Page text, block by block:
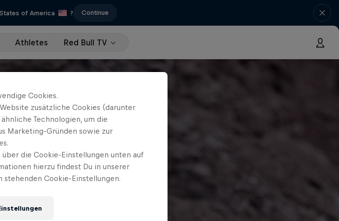
of America ? Continue
Athletes Red Bull TV
Cookies.
zusätzliche Cookies (darunter
Technologien, um die
Marketing-Gründen sowie zur
die Cookie-Einstellungen unten auf
hierzu findest Du in unserer
stehenden Cookie-Einstellungen.